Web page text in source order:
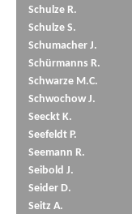
Schulze R.
Schulze S.
Schumacher J.
Schürmanns R.
Schwarze M.C.
Schwochow J.
Seeckt K.
Seefeldt P.
Seemann R.
Seibold J.
Seider D.
Seitz A.